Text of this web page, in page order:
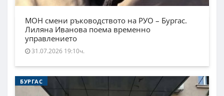
МОН смени ръководството на РУО – Бургас.
Лиляна Иванова поема временно
управлението
31.07.2026 19:10ч.
БУРГАС